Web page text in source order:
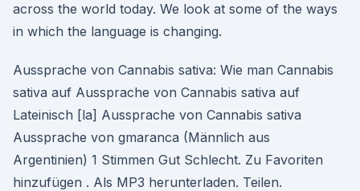
across the world today. We look at some of the ways
in which the language is changing.
Aussprache von Cannabis sativa: Wie man Cannabis
sativa auf Aussprache von Cannabis sativa auf
Lateinisch [la] Aussprache von Cannabis sativa
Aussprache von gmaranca (Männlich aus
Argentinien) 1 Stimmen Gut Schlecht. Zu Favoriten
hinzufügen . Als MP3 herunterladen. Teilen.